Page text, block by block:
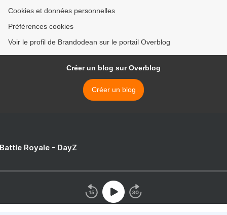
Cookies et données personnelles
Préférences cookies
Voir le profil de Brandodean sur le portail Overblog
Créer un blog sur Overblog
Créer un blog
Royale - DayZ